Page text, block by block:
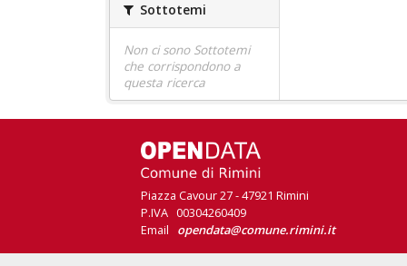
Sottotemi
Non ci sono Sottotemi
che corrispondono a
questa ricerca
Piazza Cavour 27 - 47921 Rimini
P.IVA 00304260409
Email opendata@comune.rimini.it